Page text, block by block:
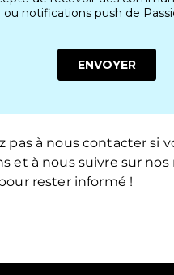
pas à nous contacter si
et à nous suivre sur nos
rester informé !